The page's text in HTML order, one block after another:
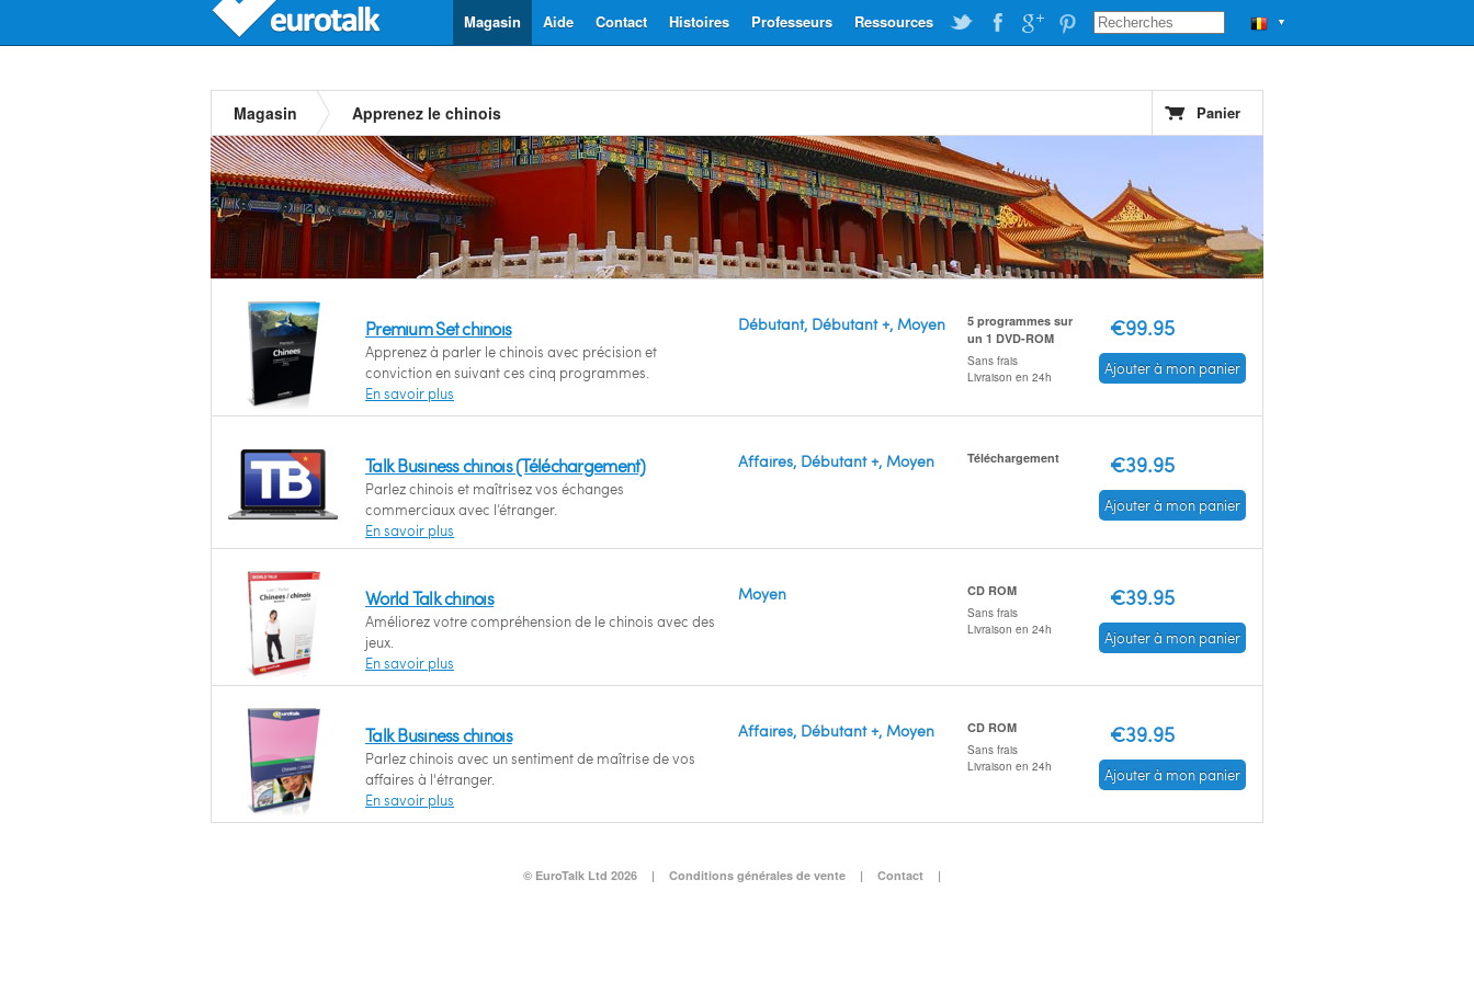
▼
Ressources
Professeurs
Histoires
Contact
Aide
Magasin
Magasin Apprenez le chinois Panier
Premium Set chinois
Apprenez à parler le chinois avec précision et
conviction en suivant ces cinq programmes.
En savoir plus
Débutant, Débutant +, Moyen
5 programmes sur
un 1 DVD-ROM
Sans frais
Livraison en 24h
€99.95
Ajouter à mon panier
Talk Business chinois (Téléchargement)
Parlez chinois et maîtrisez vos échanges
commerciaux avec l’étranger.
En savoir plus
Affaires, Débutant +, Moyen Téléchargement €39.95
Ajouter à mon panier
World Talk chinois
Améliorez votre compréhension de le chinois avec des
jeux.
En savoir plus
Moyen CD ROM
Sans frais
Livraison en 24h
€39.95
Ajouter à mon panier
Talk Business chinois
Parlez chinois avec un sentiment de maîtrise de vos
affaires à l'étranger.
En savoir plus
Affaires, Débutant +, Moyen CD ROM
Sans frais
Livraison en 24h
€39.95
Ajouter à mon panier
© EuroTalk Ltd 2026 | Conditions générales de vente | Contact |